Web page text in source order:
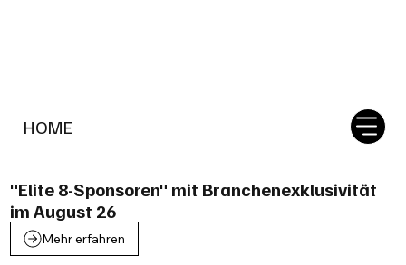
HOME
"Elite 8-Sponsoren" mit Branchenexklusivität
im August 26
Mehr erfahren